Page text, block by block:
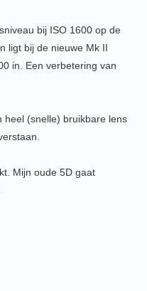
bij ISO 1600 op de
ligt bij de nieuwe Mk II
in. Een verbetering van
heel (snelle) bruikbare lens
Mijn oude 5D gaat